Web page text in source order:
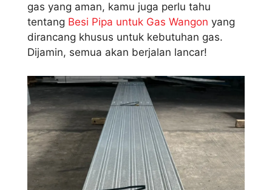
gas yang aman, kamu juga perlu tahu
tentang Besi Pipa untuk Gas Wangon yang
dirancang khusus untuk kebutuhan gas.
Dijamin, semua akan berjalan lancar!